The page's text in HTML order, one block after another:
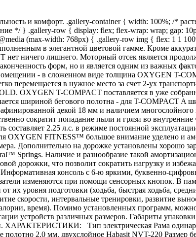
и комфорт. .gallery-container { width: 100%; /*
*/ } .gallery-row { display: flex; flex-wrap: wrap; gap:
(max-width: 768px) { .gallery-row img { flex: 1 1
в элегантной цветовой гамме. Кроме
нет ничего лишнего. Моторный отсек является
форм, но и является одним из важных
- в сложенном виде толщина OXYGEN T-
перемещается в нужное место за счет 2-ух
OXYGEN T-COMPACT поставляется в уже
шириной бегового полотна - для T-COMPACT A
декой 18 мм и наличием
сократит попадание пыли и грязи во
составляет 2.25 л.с. в режиме постоянной
OXYGEN FITNESS™ большое внимание уделено и
Дополнительно на дорожке установлены хорошо
Springs. Наличие и разнообразие такой
дорожки, что позволит сократить нагрузку и
консоль с 6-ю яркими, буквенно-
изменяются при помощи сенсорных кнопок. В
их уровня подготовки (ходьба, быстрая ходьба,
скорости, интервальные тренировки, развитие
время). Помимо установленных программ,
устройств различных размеров. Габариты
Тип электрическая Рама
2.0 мм. двухслойное Habasit NVT-220 Размер